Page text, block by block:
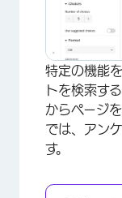
特定の機能
トを検索す
からページ
では、アン
す。